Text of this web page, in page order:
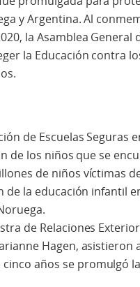
y Argentina. Al
la Asamblea
la Educación contra
de Escuelas Seguras
de los niños que se
de niños víctimas
de la educación infantil
de Relaciones
Hagen, asistieron
años se promulgó